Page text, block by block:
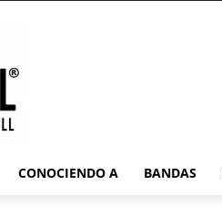
CONOCIENDO A BANDAS